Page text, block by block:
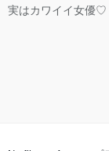
実はカワイイ女優♡